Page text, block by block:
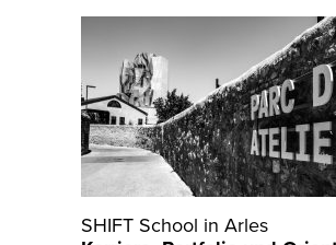
SHIFT School in Arles